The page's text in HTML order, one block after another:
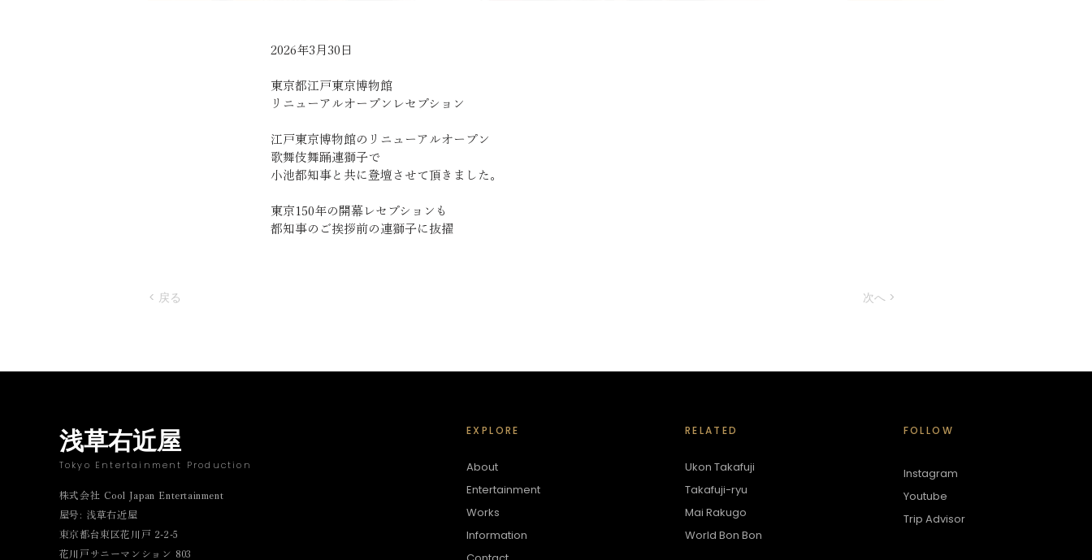
2026年3月30日
東京都江戸東京博物館
リニューアルオープンレセプション
江戸東京博物館のリニューアルオープン
歌舞伎舞踊連獅子で
小池都知事と共に登壇させて頂きました。
東京150年の開幕レセプションも
都知事のご挨拶前の連獅子に抜擢
< 戻る 次へ >
浅草右近屋
Tokyo Entertainment Production
株式会社 Cool Japan Entertainment
屋号: 浅草右近屋
東京都台東区花川戸 2-2-5
花川戸サニーマンション 803
EXPLORE
About
Entertainment
Works
Information
RELATED
Ukon Takafuji
Takafuji-ryu
Mai Rakugo
World Bon Bon
FOLLOW
Instagram
Youtube
Trip Advisor